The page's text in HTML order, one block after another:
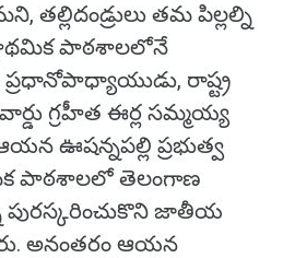
తల్లిదండ్రులు తమ పిల్లల్ని
పాఠశాలలోనే
రాష్ట్ర
గ్రహీత ఈర్ల సమ్మయ్య
ఊషన్నపల్లి ప్రభుత్వ
పాఠశాలలో తెలంగాణ
జాతీయ
అనంతరం ఆయన